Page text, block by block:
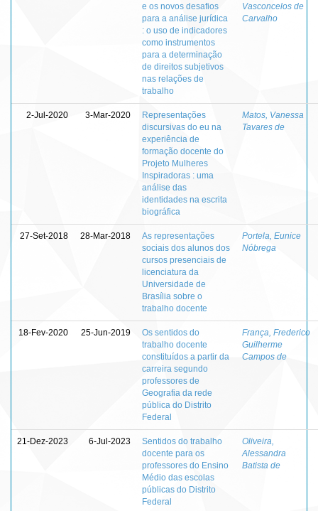
e os novos desafios
para a análise jurídica
: o uso de indicadores
como instrumentos
para a determinação
de direitos subjetivos
nas relações de
trabalho
Vasconcelos de
Carvalho
2-Jul-2020 3-Mar-2020
Representações
discursivas do eu na
experiência de
formação docente do
Projeto Mulheres
Inspiradoras : uma
análise das
identidades na escrita
biográfica
Matos, Vanessa
Tavares de
27-Set-2018 28-Mar-2018
As representações
sociais dos alunos dos
cursos presenciais de
licenciatura da
Universidade de
Brasília sobre o
trabalho docente
Portela, Eunice
Nóbrega
18-Fev-2020 25-Jun-2019
Os sentidos do
trabalho docente
constituídos a partir da
carreira segundo
professores de
Geografia da rede
pública do Distrito
Federal
França, Frederico
Guilherme
Campos de
21-Dez-2023 6-Jul-2023
Sentidos do trabalho
docente para os
professores do Ensino
Médio das escolas
públicas do Distrito
Federal
Oliveira,
Alessandra
Batista de